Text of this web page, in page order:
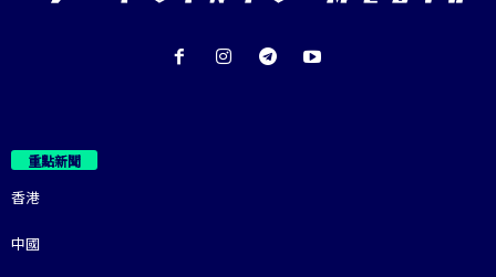
重點新聞
香港
中國